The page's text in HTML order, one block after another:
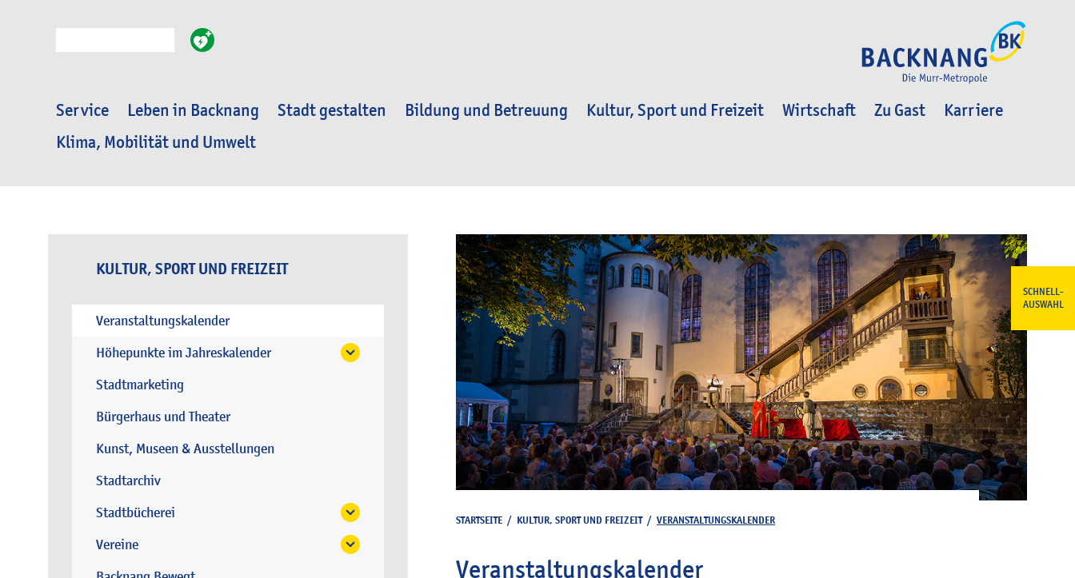
Service Leben in Backnang Stadt gestalten Bildung und Betreuung Kultur, Sport und Freizeit Wirtschaft Zu Gast
Karriere
Klima, Mobilität und Umwelt
SCHNELL-
AUSWAHL
KULTUR, SPORT UND FREIZEIT
Veranstaltungskalender
Höhepunkte im Jahreskalender
Stadtmarketing
Bürgerhaus und Theater
Kunst, Museen & Ausstellungen
Stadtarchiv
Stadtbücherei
Vereine
STARTSEITE / KULTUR, SPORT UND FREIZEIT/ VERANSTALTUNGSKALENDER
Veranstaltungskalender